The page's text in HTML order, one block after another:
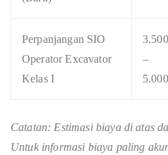
Perpanjangan SIO
Operator Excavator
Kelas I
–
Catatan: Estimasi biaya di atas
Untuk informasi biaya paling